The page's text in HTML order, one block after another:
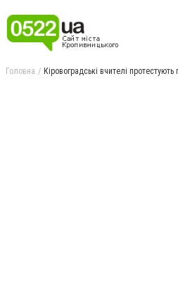
Головна Кіровоградські вчителі протестують